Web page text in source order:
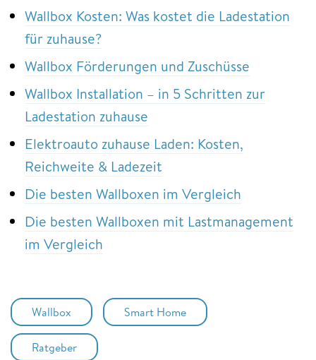
Wallbox Kosten: Was kostet die Ladestation
für zuhause?
Wallbox Förderungen und Zuschüsse
Wallbox Installation – in 5 Schritten zur
Ladestation zuhause
Elektroauto zuhause Laden: Kosten,
Reichweite & Ladezeit
Die besten Wallboxen im Vergleich
Die besten Wallboxen mit Lastmanagement
im Vergleich
Wallbox Smart Home
Ratgeber